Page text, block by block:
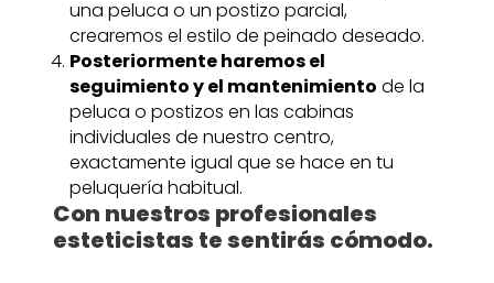
una peluca o un postizo parcial,
crearemos el estilo de peinado deseado.
Posteriormente haremos el
seguimiento y el mantenimiento de la
peluca o postizos en las cabinas
individuales de nuestro centro,
exactamente igual que se hace en tu
peluquería habitual.
Con nuestros profesionales
esteticistas te sentirás cómodo.